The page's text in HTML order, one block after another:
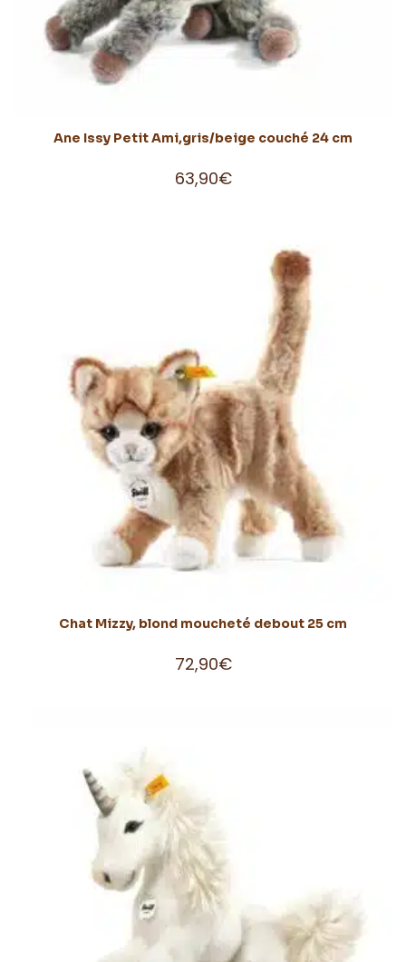
Ane Issy Petit Ami,gris/beige couché 24 cm
63,90€
Chat Mizzy, blond moucheté debout 25 cm
72,90€